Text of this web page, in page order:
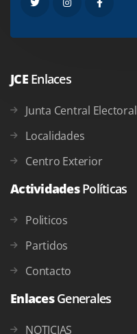
JCE Enlaces
Junta Central Electoral
Localidades
Centro Exterior
ActividadesPolíticas
Politicos
Partidos
Contacto
EnlacesGenerales
NOTICIAS